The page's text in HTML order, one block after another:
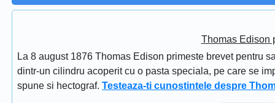
Thomas Edison
La 8 august 1876 Thomas Edison primeste brevet pentru
dintr-un cilindru acoperit cu o pasta speciala, pe care se
spune si hectograf. Testeaza-ti cunostintele despre